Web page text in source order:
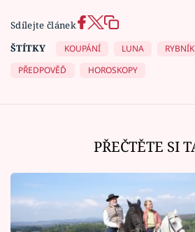
Sdílejte článek
ŠTÍTKY
KOUPÁNÍ LUNA RYBNÍK
PŘEDPOVĚĎ
HOROSKOPY
PŘEČTĚTE SI